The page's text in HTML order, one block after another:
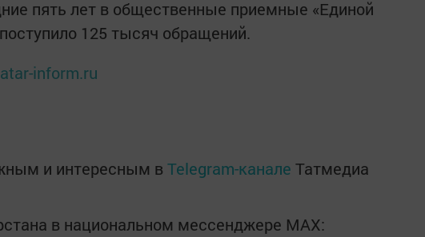
пять лет в общественные приемные «Единой
125 тысяч обращений.
inform.ru
и интересным в Telegram-канале Татмедиа
в национальном мессенджере MАХ: